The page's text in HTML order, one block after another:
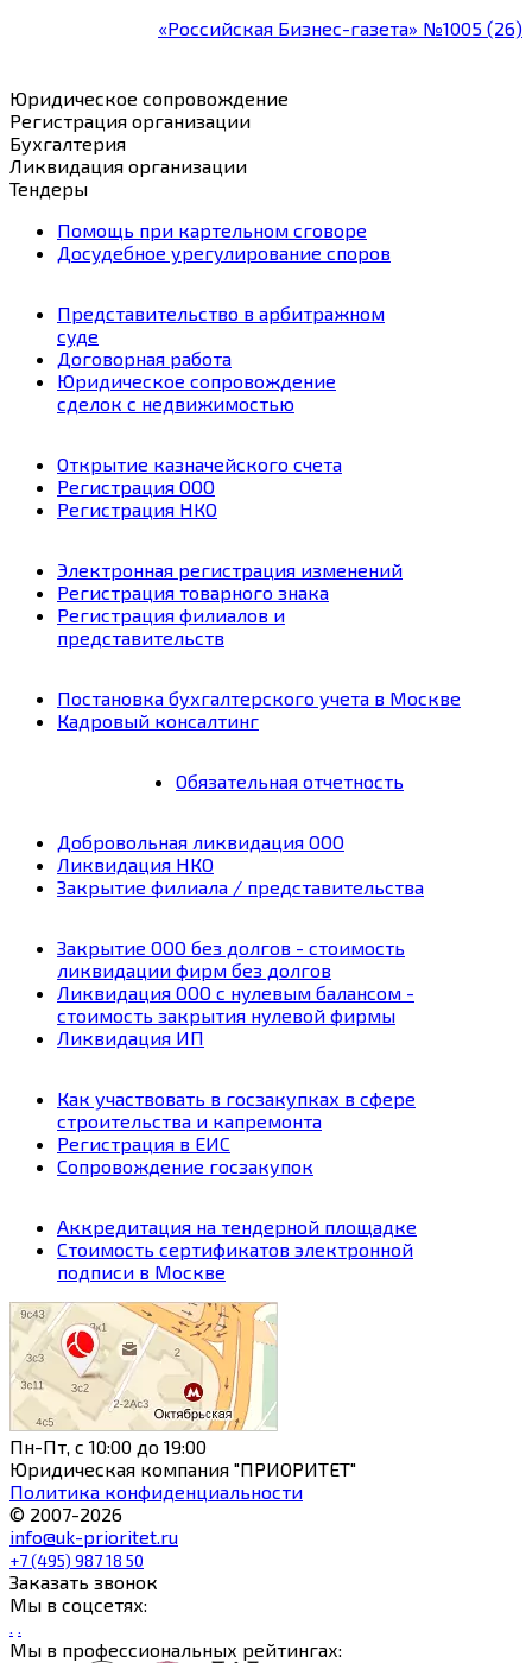
«Российская Бизнес-газета» №1005 (26)
Юридическое сопровождение
Регистрация организации
Бухгалтерия
Ликвидация организации
Тендеры
Помощь при картельном сговоре
Досудебное урегулирование споров
Представительство в арбитражном
суде
Договорная работа
Юридическое cопровождение
сделок с недвижимостью
Открытие казначейского счета
Регистрация ООО
Регистрация НКО
Электронная регистрация изменений
Регистрация товарного знака
Регистрация филиалов и
представительств
Постановка бухгалтерского учета в Москве
Кадровый консалтинг
Обязательная отчетность
Добровольная ликвидация ООО
Ликвидация НКО
Закрытие филиала / представительства
Закрытие ООО без долгов - стоимость
ликвидации фирм без долгов
Ликвидация ООО с нулевым балансом -
стоимость закрытия нулевой фирмы
Ликвидация ИП
Как участвовать в госзакупках в сфере
строительства и капремонта
Регистрация в ЕИС
Сопровождение госзакупок
Аккредитация на тендерной площадке
Стоимость сертификатов электронной
подписи в Москве
Пн-Пт, с 10:00 до 19:00
Юридическая компания "ПРИОРИТЕТ"
Политика конфиденциальности
© 2007-2026
info@uk-prioritet.ru
+7 (495) 987 18 50
Заказать звонок
Мы в соцсетях:
. .
Мы в профессиональных рейтингах: